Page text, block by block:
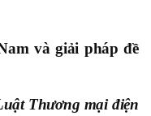
và giải pháp đề
Thương mại điện